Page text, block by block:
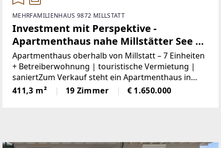
MEHRFAMILIENHAUS 9872 MILLSTATT
Investment mit Perspektive -
Apartmenthaus nahe Millstätter See | 7
Apartments + Privatwohnung |
laufender Betrieb
Apartmenthaus oberhalb von Millstatt – 7 Einheiten
+ Betreiberwohnung | touristische Vermietung |
saniertZum Verkauf steht ein Apartmenthaus in
Matzelsdorf bei Millstatt auf einem ca. 2.798 m²
großen Grundstück. Die Liegenschaft umfasst
411,3 m² 19 Zimmer € 1.650.000